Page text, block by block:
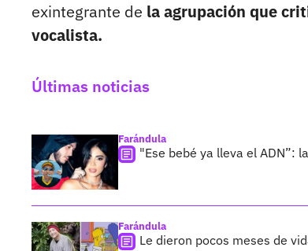
exintegrante de la agrupación que
vocalista.
Últimas noticias
Farándula
"Ese bebé ya lleva el ADN”:
Farándula
Le dieron pocos meses de